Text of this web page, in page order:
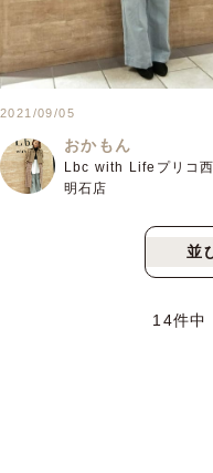
2021/09/05
おかもん
Lbc with Lifeプリコ西
明石店
並
14件中